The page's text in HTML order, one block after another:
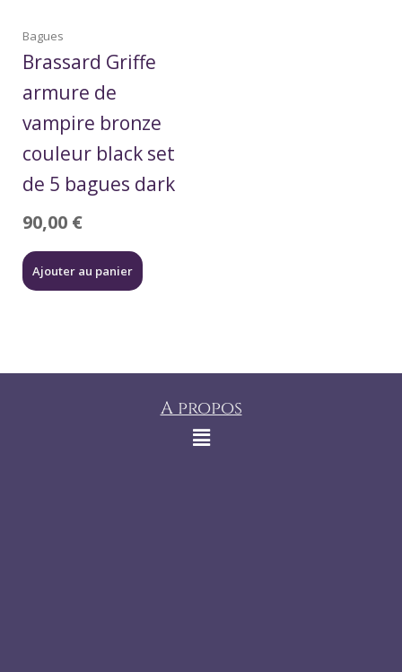
Bagues
Brassard Griffe
armure de
vampire bronze
couleur black set
de 5 bagues dark
90,00 €
Ajouter au panier
A propos